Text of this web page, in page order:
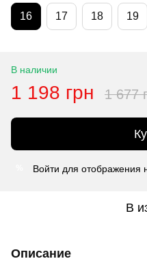
16 17 18 19
В наличии
1 198 грн 1 677
Войти для отображения
В
Описание